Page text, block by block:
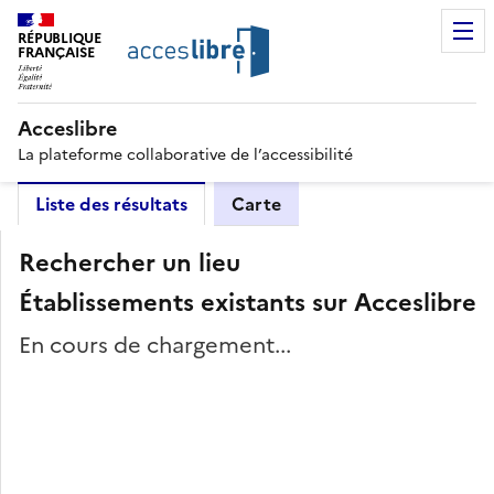
RÉPUBLIQUE
FRANÇAISE
Acceslibre
La plateforme collaborative de l’accessibilité
Liste des résultats Carte
Rechercher un lieu
Établissements existants sur Acceslibre
En cours de chargement...